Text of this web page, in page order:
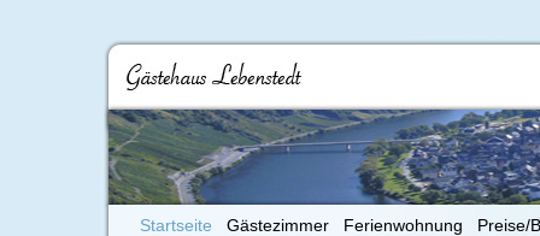
Startseite Gästezimmer Ferienwohnung Preise/